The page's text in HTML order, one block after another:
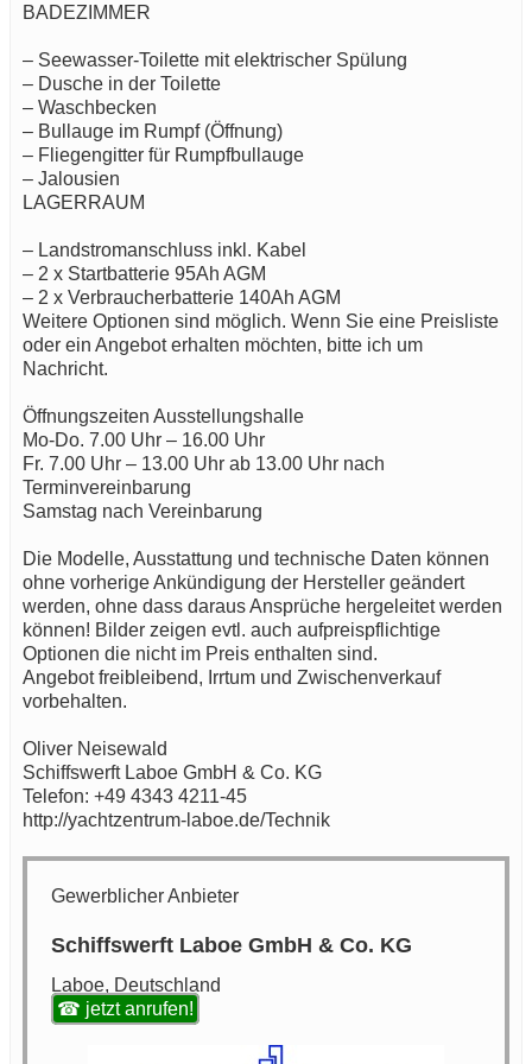
BADEZIMMER
– Seewasser-Toilette mit elektrischer Spülung
– Dusche in der Toilette
– Waschbecken
– Bullauge im Rumpf (Öffnung)
– Fliegengitter für Rumpfbullauge
– Jalousien
LAGERRAUM
– Landstromanschluss inkl. Kabel
– 2 x Startbatterie 95Ah AGM
– 2 x Verbraucherbatterie 140Ah AGM
Weitere Optionen sind möglich. Wenn Sie eine Preisliste
oder ein Angebot erhalten möchten, bitte ich um
Nachricht.
Öffnungszeiten Ausstellungshalle
Mo-Do. 7.00 Uhr – 16.00 Uhr
Fr. 7.00 Uhr – 13.00 Uhr ab 13.00 Uhr nach
Terminvereinbarung
Samstag nach Vereinbarung
Die Modelle, Ausstattung und technische Daten können
ohne vorherige Ankündigung der Hersteller geändert
werden, ohne dass daraus Ansprüche hergeleitet werden
können! Bilder zeigen evtl. auch aufpreispflichtige
Optionen die nicht im Preis enthalten sind.
Angebot freibleibend, Irrtum und Zwischenverkauf
vorbehalten.
Oliver Neisewald
Schiffswerft Laboe GmbH & Co. KG
Telefon: +49 4343 4211-45
http://yachtzentrum-laboe.de/Technik
Gewerblicher Anbieter
Schiffswerft Laboe GmbH & Co. KG
Laboe, Deutschland
☎ jetzt anrufen!